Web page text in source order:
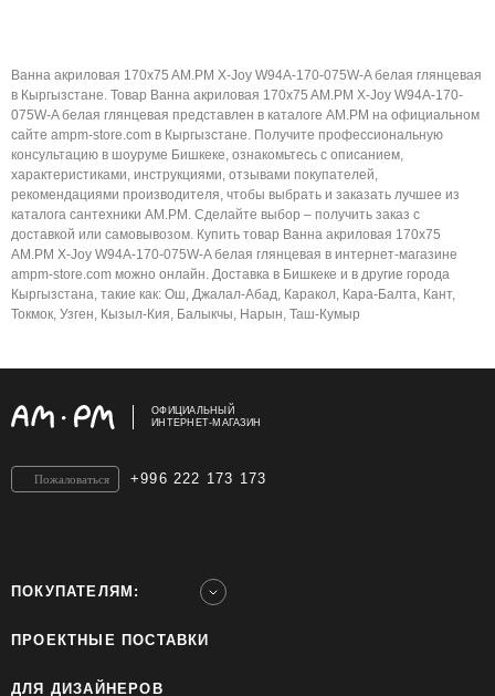
Ванна акриловая 170x75 AM.PM X-Joy W94A-170-075W-A белая глянцевая
в Кыргызстане. Товар Ванна акриловая 170x75 AM.PM X-Joy W94A-170-
075W-A белая глянцевая представлен в каталоге AM.PM на официальном
сайте ampm-store.com в Кыргызстане. Получите профессиональную
консультацию в шоуруме Бишкеке, ознакомьтесь с описанием,
характеристиками, инструкциями, отзывами покупателей,
рекомендациями производителя, чтобы выбрать и заказать лучшее из
каталога сантехники AM.PM. Сделайте выбор – получить заказ с
доставкой или самовывозом. Купить товар Ванна акриловая 170x75
AM.PM X-Joy W94A-170-075W-A белая глянцевая в интернет-магазине
ampm-store.com можно онлайн. Доставка в Бишкеке и в другие города
Кыргызстана, такие как: Ош, Джалал-Абад, Каракол, Кара-Балта, Кант,
Токмок, Узген, Кызыл-Кия, Балыкчы, Нарын, Таш-Кумыр
ОФИЦИАЛЬНЫЙ
ИНТЕРНЕТ-МАГАЗИН
+996 222 173 173
Пожаловаться
ПОКУПАТЕЛЯМ:
ПРОЕКТНЫЕ ПОСТАВКИ
ДЛЯ ДИЗАЙНЕРОВ